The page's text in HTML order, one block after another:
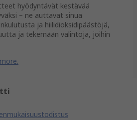
hyödyntävät kestävää
– ne auttavat sinua
ja hiilidioksidipäästöjä,
ja tekemään valintoja, joihin